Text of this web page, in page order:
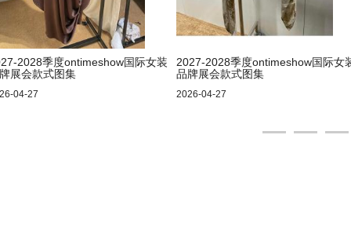
2028季度ontimeshow国际女装
展会款式图集
04-27
2027-2028季度ontimeshow国际女
品牌展会款式图集
2026-04-27